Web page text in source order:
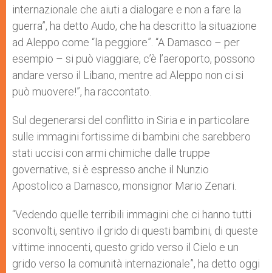
internazionale che aiuti a dialogare e non a fare la
guerra”, ha detto Audo, che ha descritto la situazione
ad Aleppo come “la peggiore”. “A Damasco – per
esempio – si può viaggiare, c’è l’aeroporto, possono
andare verso il Libano, mentre ad Aleppo non ci si
può muovere!”, ha raccontato.
Sul degenerarsi del conflitto in Siria e in particolare
sulle immagini fortissime di bambini che sarebbero
stati uccisi con armi chimiche dalle truppe
governative, si è espresso anche il Nunzio
Apostolico a Damasco, monsignor Mario Zenari.
“Vedendo quelle terribili immagini che ci hanno tutti
sconvolti, sentivo il grido di questi bambini, di queste
vittime innocenti, questo grido verso il Cielo e un
grido verso la comunità internazionale”, ha detto oggi